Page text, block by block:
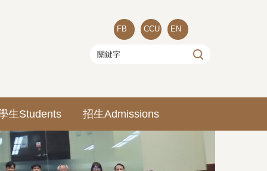
FB CCU EN
生Students 招生Admissions